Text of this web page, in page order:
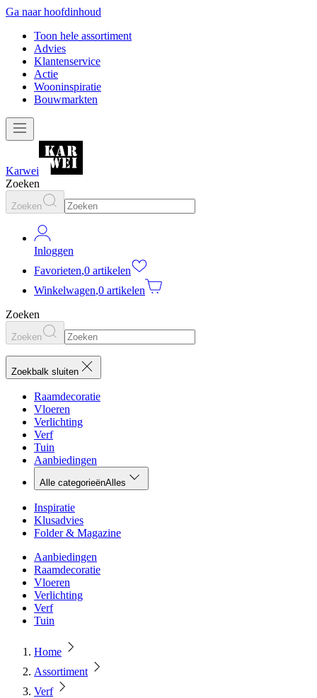
Ga naar hoofdinhoud
Toon hele assortiment
Advies
Klantenservice
Actie
Wooninspiratie
Bouwmarkten
Karwei
Zoeken
Zoeken
Inloggen
Favorieten,0 artikelen
Winkelwagen,0 artikelen
Zoeken
Zoeken
Zoekbalk sluiten
Raamdecoratie
Vloeren
Verlichting
Verf
Tuin
Aanbiedingen
Alle categorieënAlles
Inspiratie
Klusadvies
Folder & Magazine
Aanbiedingen
Raamdecoratie
Vloeren
Verlichting
Verf
Tuin
Home
Assortiment
Verf